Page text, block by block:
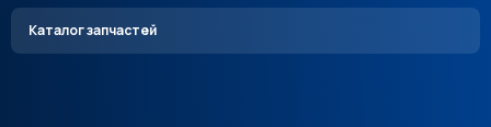
Каталог запчастей